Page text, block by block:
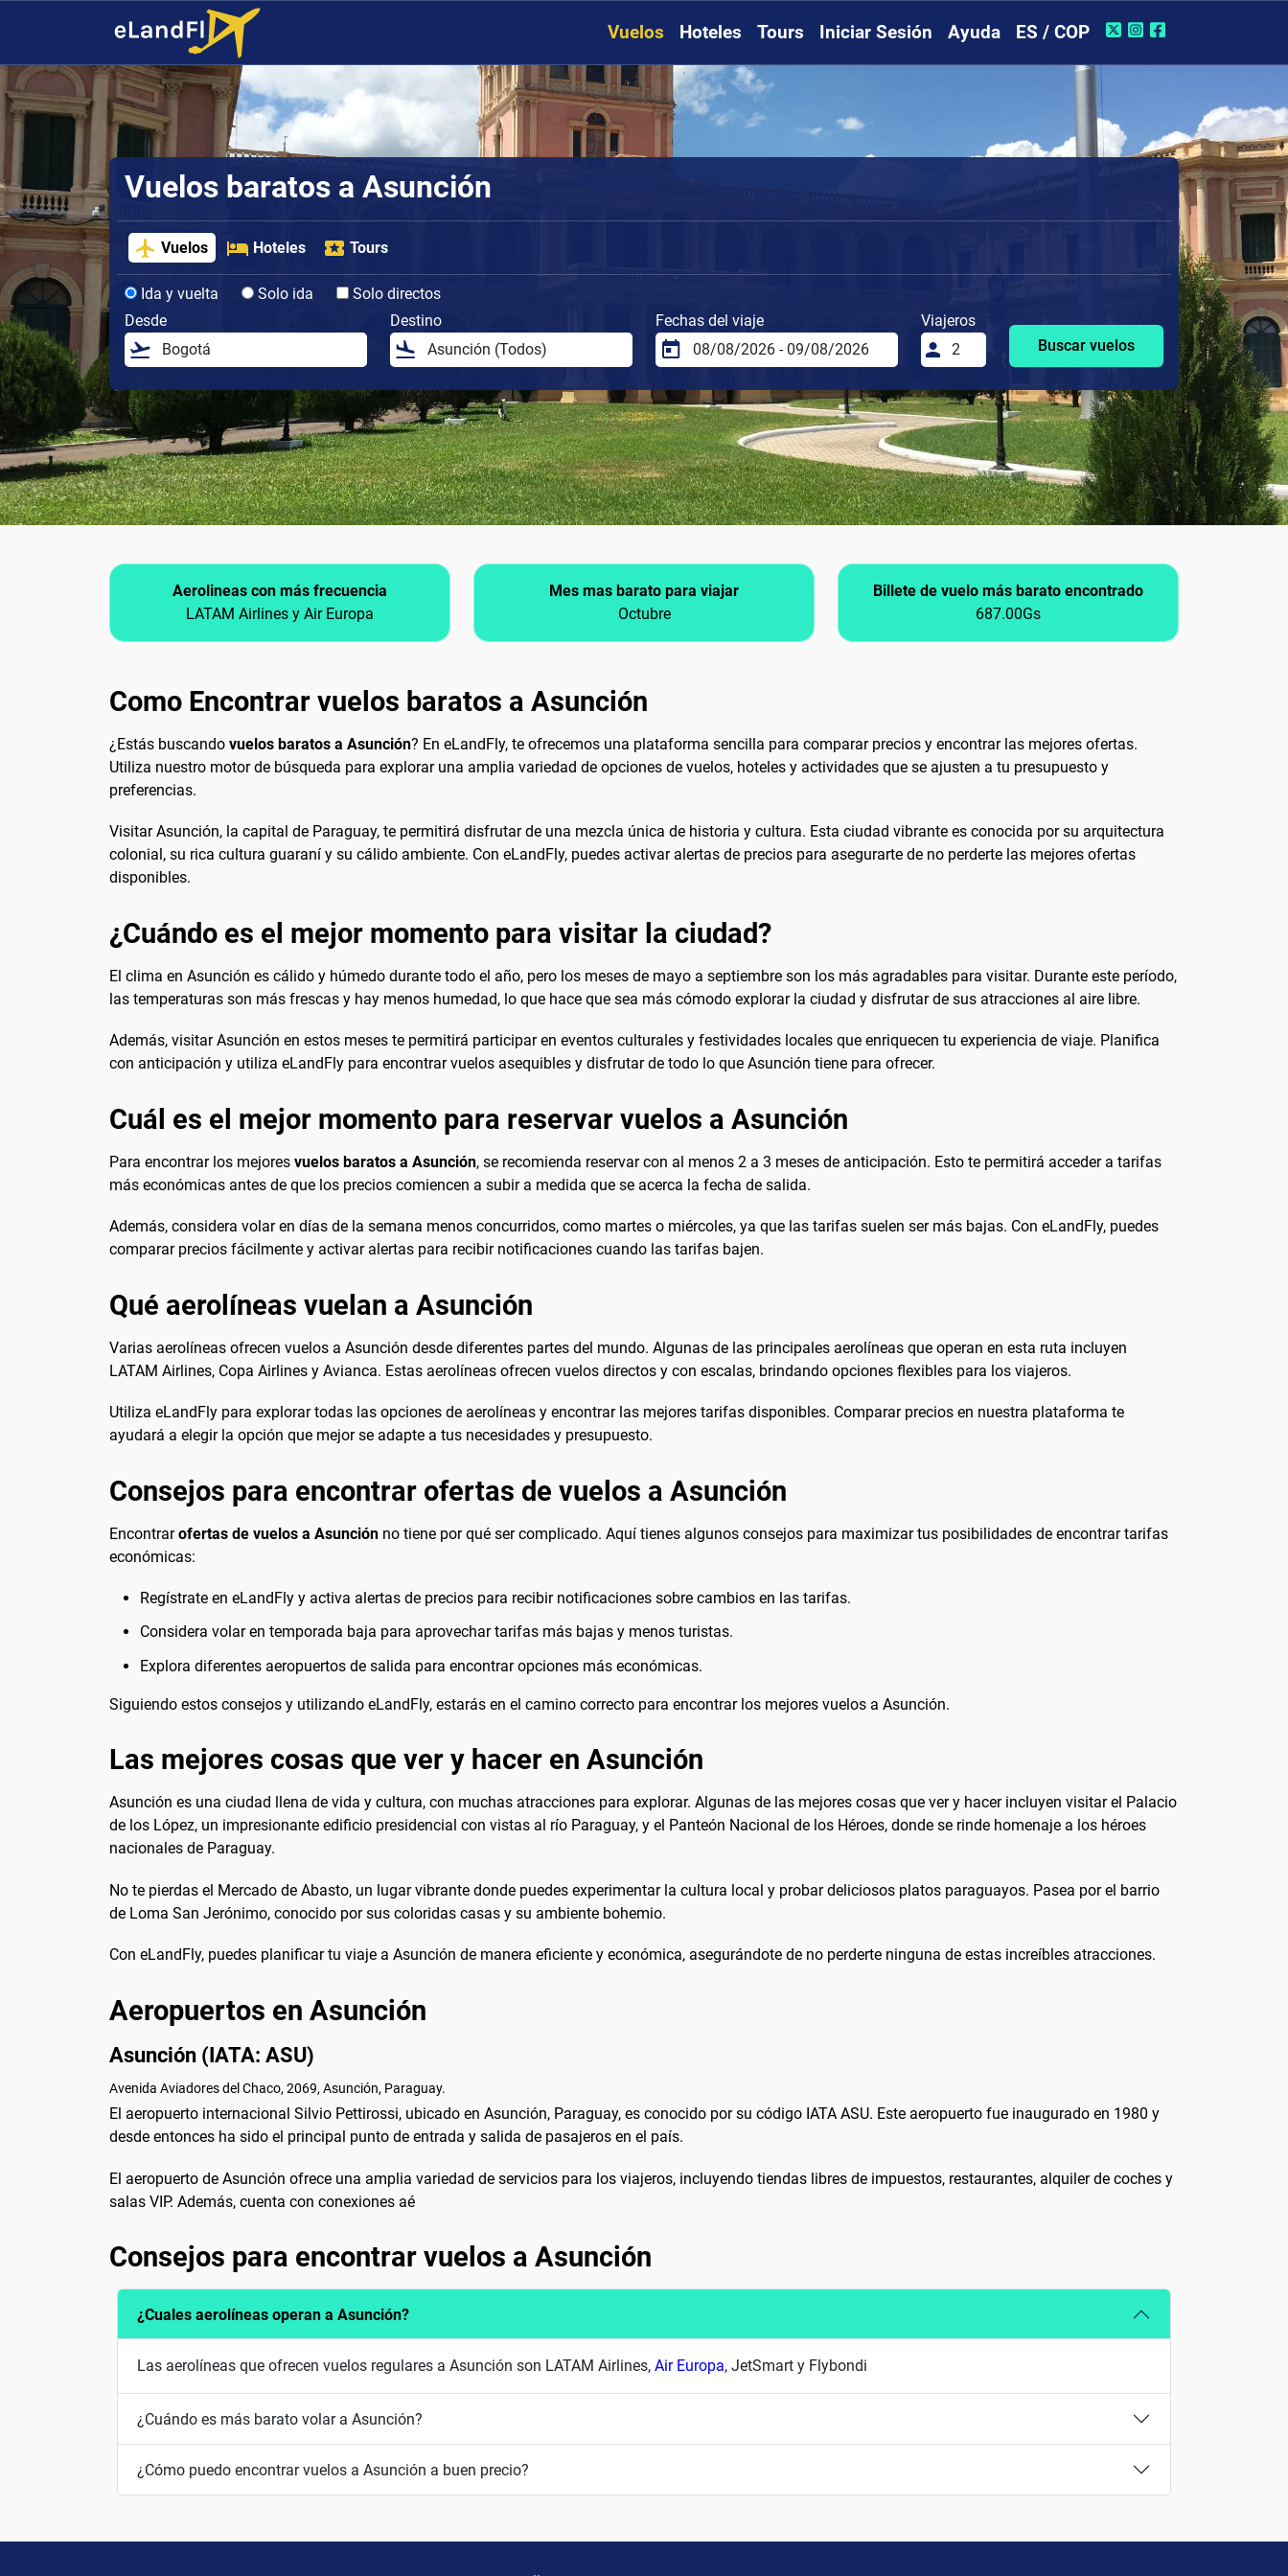
Vuelos Hoteles Tours Iniciar Sesión Ayuda ES / COP
Vuelos baratos a Asunción
Vuelos Hoteles Tours
Ida y vuelta Solo ida
Solo directos
Desde
Destino Fechas del viaje
Viajeros
Buscar vuelos
Aerolineas con más frecuencia
LATAM Airlines y Air Europa
Mes mas barato para viajar
Octubre
Billete de vuelo más barato encontrado
687.00Gs
Como Encontrar vuelos baratos a Asunción
¿Estás buscando vuelos baratos a Asunción? En eLandFly, te ofrecemos una plataforma sencilla para comparar precios y encontrar las mejores ofertas.
Utiliza nuestro motor de búsqueda para explorar una amplia variedad de opciones de vuelos, hoteles y actividades que se ajusten a tu presupuesto y
preferencias.
Visitar Asunción, la capital de Paraguay, te permitirá disfrutar de una mezcla única de historia y cultura. Esta ciudad vibrante es conocida por su arquitectura
colonial, su rica cultura guaraní y su cálido ambiente. Con eLandFly, puedes activar alertas de precios para asegurarte de no perderte las mejores ofertas
disponibles.
¿Cuándo es el mejor momento para visitar la ciudad?
El clima en Asunción es cálido y húmedo durante todo el año, pero los meses de mayo a septiembre son los más agradables para visitar. Durante este período,
las temperaturas son más frescas y hay menos humedad, lo que hace que sea más cómodo explorar la ciudad y disfrutar de sus atracciones al aire libre.
Además, visitar Asunción en estos meses te permitirá participar en eventos culturales y festividades locales que enriquecen tu experiencia de viaje. Planifica
con anticipación y utiliza eLandFly para encontrar vuelos asequibles y disfrutar de todo lo que Asunción tiene para ofrecer.
Cuál es el mejor momento para reservar vuelos a Asunción
Para encontrar los mejores vuelos baratos a Asunción, se recomienda reservar con al menos 2 a 3 meses de anticipación. Esto te permitirá acceder a tarifas
más económicas antes de que los precios comiencen a subir a medida que se acerca la fecha de salida.
Además, considera volar en días de la semana menos concurridos, como martes o miércoles, ya que las tarifas suelen ser más bajas. Con eLandFly, puedes
comparar precios fácilmente y activar alertas para recibir notificaciones cuando las tarifas bajen.
Qué aerolíneas vuelan a Asunción
Varias aerolíneas ofrecen vuelos a Asunción desde diferentes partes del mundo. Algunas de las principales aerolíneas que operan en esta ruta incluyen
LATAM Airlines, Copa Airlines y Avianca. Estas aerolíneas ofrecen vuelos directos y con escalas, brindando opciones flexibles para los viajeros.
Utiliza eLandFly para explorar todas las opciones de aerolíneas y encontrar las mejores tarifas disponibles. Comparar precios en nuestra plataforma te
ayudará a elegir la opción que mejor se adapte a tus necesidades y presupuesto.
Consejos para encontrar ofertas de vuelos a Asunción
Encontrarofertas de vuelos a Asunción no tiene por qué ser complicado. Aquí tienes algunos consejos para maximizar tus posibilidades de encontrar tarifas
económicas:
Regístrate en eLandFly y activa alertas de precios para recibir notificaciones sobre cambios en las tarifas.
Considera volar en temporada baja para aprovechar tarifas más bajas y menos turistas.
Explora diferentes aeropuertos de salida para encontrar opciones más económicas.
Siguiendo estos consejos y utilizando eLandFly, estarás en el camino correcto para encontrar los mejores vuelos a Asunción.
Las mejores cosas que ver y hacer en Asunción
Asunción es una ciudad llena de vida y cultura, con muchas atracciones para explorar. Algunas de las mejores cosas que ver y hacer incluyen visitar el Palacio
de los López, un impresionante edificio presidencial con vistas al río Paraguay, y el Panteón Nacional de los Héroes, donde se rinde homenaje a los héroes
nacionales de Paraguay.
No te pierdas el Mercado de Abasto, un lugar vibrante donde puedes experimentar la cultura local y probar deliciosos platos paraguayos. Pasea por el barrio
de Loma San Jerónimo, conocido por sus coloridas casas y su ambiente bohemio.
Con eLandFly, puedes planificar tu viaje a Asunción de manera eficiente y económica, asegurándote de no perderte ninguna de estas increíbles atracciones.
Aeropuertos en Asunción
Asunción (IATA: ASU)
Avenida Aviadores del Chaco, 2069, Asunción, Paraguay.
El aeropuerto internacional Silvio Pettirossi, ubicado en Asunción, Paraguay, es conocido por su código IATA ASU. Este aeropuerto fue inaugurado en 1980 y
desde entonces ha sido el principal punto de entrada y salida de pasajeros en el país.
El aeropuerto de Asunción ofrece una amplia variedad de servicios para los viajeros, incluyendo tiendas libres de impuestos, restaurantes, alquiler de coches y
salas VIP. Además, cuenta con conexiones aé
Consejos para encontrar vuelos a Asunción
¿Cuales aerolíneas operan a Asunción?
Las aerolíneas que ofrecen vuelos regulares a Asunción son LATAM Airlines, Air Europa, JetSmart y Flybondi
¿Cuándo es más barato volar a Asunción?
¿Cómo puedo encontrar vuelos a Asunción a buen precio?